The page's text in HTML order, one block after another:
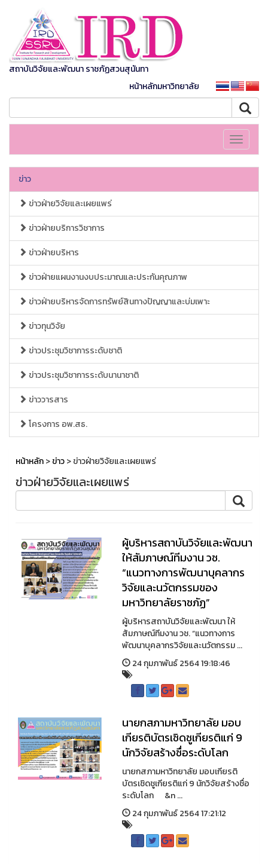
สถาบันวิจัยและพัฒนา ราชภัฏสวนสุนันทา
หน้าหลักมหาวิทยาลัย
Toggle
ข่าว
ข่าวฝ่ายวิจัยและเผยแพร่
ข่าวฝ่ายบริการวิชาการ
ข่าวฝ่ายบริหาร
ข่าวฝ่ายแผนงานงบประมาณและประกันคุณภาพ
ข่าวฝ่ายบริหารจัดการทรัพย์สินทางปัญญาและบ่มเพาะ
ข่าวทุนวิจัย
ข่าวประชุมวิชาการระดับชาติ
ข่าวประชุมวิชาการระดับนานาชาติ
ข่าววารสาร
โครงการ อพ.สธ.
หน้าหลัก>ข่าว> ข่าวฝ่ายวิจัยและเผยแพร่
ข่าวฝ่ายวิจัยและเผยแพร่
ผู้บริหารสถาบันวิจัยและพัฒนา
ให้สัมภาษณ์ทีมงาน วช.
“แนวทางการพัฒนาบุคลากร
วิจัยและนวัตกรรมของ
มหาวิทยาลัยราชภัฏ”
ผู้บริหารสถาบันวิจัยและพัฒนา ให้
สัมภาษณ์ทีมงาน วช. “แนวทางการ
พัฒนาบุคลากรวิจัยและนวัตกรรม ...
24 กุมภาพันธ์ 2564 19:18:46
นายกสภามหาวิทยาลัย มอบ
เกียรติบัตรเชิดชูเกียรติแก่ 9
นักวิจัยสร้างชื่อระดับโลก
นายกสภามหาวิทยาลัย มอบเกียรติ
บัตรเชิดชูเกียรติแก่ 9 นักวิจัยสร้างชื่อ
ระดับโลก &n ...
24 กุมภาพันธ์ 2564 17:21:12